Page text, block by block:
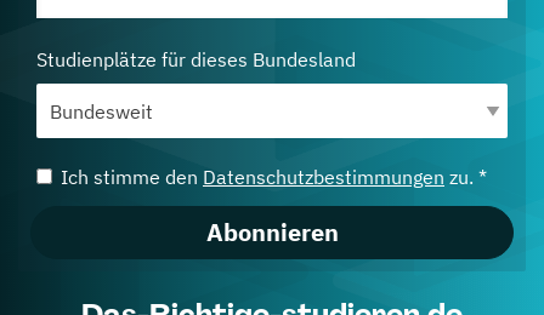
Studienplätze für dieses Bundesland
Ich stimme den Datenschutzbestimmungen zu. *
Abonnieren